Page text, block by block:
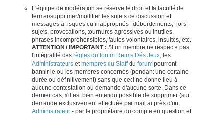
L'équipe de modération se réserve le droit et la faculté de
fermer/supprimer/modifier les sujets de discussion et
messages à risques ou inappropriés : débordements, hors-
sujets, provocations, tournures agressives ou inutiles,
phrases incompréhensibles, fautes volontaires, insultes, etc.
ATTENTION / IMPORTANT : Si un membre ne respecte pas
l'intégralité des règles du forum Reims Dés Jeux, les
Administrateurs etmembres du Staffdu forum pourront
bannir le ou les membres concernés (pendant une certaine
durée ou définitivement) sans que ceci ne donne lieu à
aucune contestation ou demande d'aucune sorte. Dans ce
dernier cas, s'il est bien entendu possible de supprimer (sur
demande exclusivement effectuée par mail auprès d'un
Administrateur - par le propriétaire du compte en question et